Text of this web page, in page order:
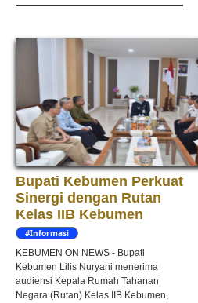
Bupati Kebumen Perkuat
Sinergi dengan Rutan
Kelas IIB Kebumen
#Informasi
KEBUMEN ON NEWS - Bupati
Kebumen Lilis Nuryani menerima
audiensi Kepala Rumah Tahanan
Negara (Rutan) Kelas IIB Kebumen,